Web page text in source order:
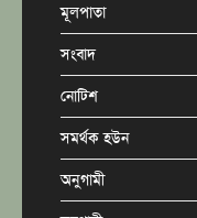
মূলপাতা
সংবাদ
নোটিশ
সমর্থক হউন
অনুগামী